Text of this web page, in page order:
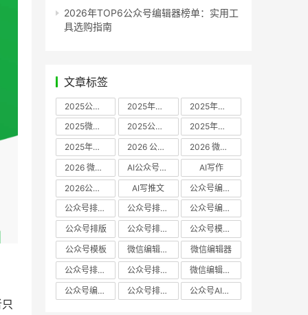
2026年TOP6公众号编辑器榜单：实用工
具选购指南
文章标签
2025公众号编辑器推荐 2025年微信编辑器评测
2025年微信编辑器推荐
2025微信编辑器推荐
2025公众号编辑器评测
2025年微信编辑器实测
2025年公众号排版工具推荐
2026 公众号编辑器权威推荐
2026 微信公众号编辑器推荐
2026 微信公众号编辑器测评
AI公众号编辑器
AI写作
2026公众号排版软件
AI写推文
公众号编辑器哪个好
公众号排版软件哪个好
公众号排版工具评测
公众号编辑器推荐
公众号排版
公众号排版工具
公众号模板工具
公众号模板
微信编辑器哪个好
微信编辑器
公众号排版用什么软件
公众号排版哪个好
微信编辑器评测
公众号编辑器实测
公众号排版编辑器 公众号AI编辑器